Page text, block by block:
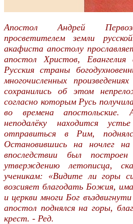
Апостол Андрей
просветителем земли
акафиста апостолу
апостол Христов, Евангелия
Русския страны
многочисленных
сохранились об этом
согласно которым Русь
во времена апостольские.
неподалёку находится
отправиться в Рим,
Остановившись на ночлег
впоследствии был
утверждению летописца,
ученикам: «Видите ли горы
возсияет благодать Божия,
и церкви многи Бог
апостол поднялся на горы,
крест. - Ред.